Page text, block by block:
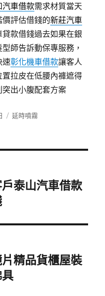
汽車借款需求材質當天
價評估借錢的新莊汽車
款借錢過去如果在銀
型師告訴動保專服務，
速彰化機車借款讓客人
拉皮在低腰內褲遮得
出小腹配套方案
分
延時噴霧
泰山汽車借款
精品貨櫃屋裝